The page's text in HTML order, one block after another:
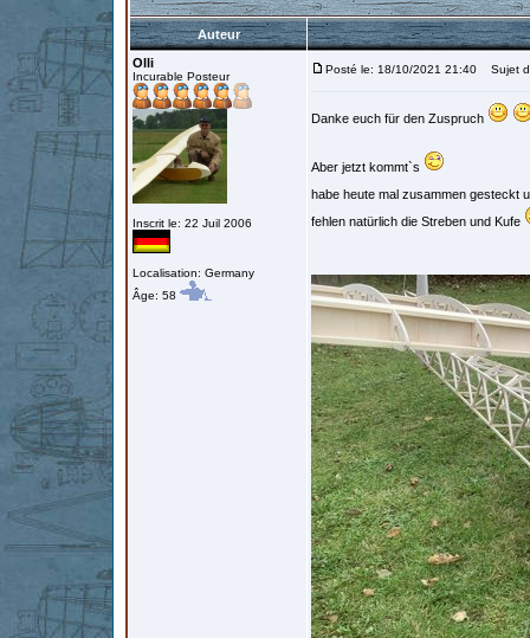
Auteur
Olli
Incurable Posteur
Inscrit le: 22 Juil 2006
Localisation: Germany
Âge: 58
Posté le: 18/10/2021 21:40 Sujet
Danke euch für den Zuspruch
Aber jetzt kommt`s
habe heute mal zusammen gesteckt
fehlen natürlich die Streben und Kufe